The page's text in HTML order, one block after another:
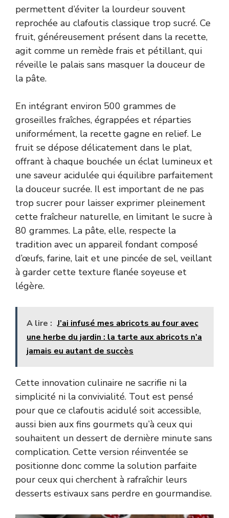
permettent d’éviter la lourdeur souvent
reprochée au clafoutis classique trop sucré. Ce
fruit, généreusement présent dans la recette,
agit comme un remède frais et pétillant, qui
réveille le palais sans masquer la douceur de
la pâte.
En intégrant environ 500 grammes de
groseilles fraîches, égrappées et réparties
uniformément, la recette gagne en relief. Le
fruit se dépose délicatement dans le plat,
offrant à chaque bouchée un éclat lumineux et
une saveur acidulée qui équilibre parfaitement
la douceur sucrée. Il est important de ne pas
trop sucrer pour laisser exprimer pleinement
cette fraîcheur naturelle, en limitant le sucre à
80 grammes. La pâte, elle, respecte la
tradition avec un appareil fondant composé
d’œufs, farine, lait et une pincée de sel, veillant
à garder cette texture flanée soyeuse et
légère.
A lire : J’ai infusé mes abricots au four avec
une herbe du jardin : la tarte aux abricots n’a
jamais eu autant de succès
Cette innovation culinaire ne sacrifie ni la
simplicité ni la convivialité. Tout est pensé
pour que ce clafoutis acidulé soit accessible,
aussi bien aux fins gourmets qu’à ceux qui
souhaitent un dessert de dernière minute sans
complication. Cette version réinventée se
positionne donc comme la solution parfaite
pour ceux qui cherchent à rafraîchir leurs
desserts estivaux sans perdre en gourmandise.